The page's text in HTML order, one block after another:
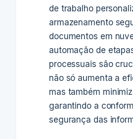
de trabalho
armazenamento
documentos em
automação de
processuais são
não só aumenta a
mas também
garantindo a
segurança das